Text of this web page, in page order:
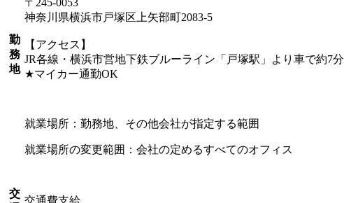
勤
務
地
〒245-0053
神奈川県横浜市戸塚区上矢部町2083-5
【アクセス】
JR各線・横浜市営地下鉄ブルーライン「戸塚駅」より車で約7分
★マイカー通勤OK
就業場所：勤務地、その他会社が指定する範囲
就業場所の変更範囲：会社の定めるすべてのオフィス
交